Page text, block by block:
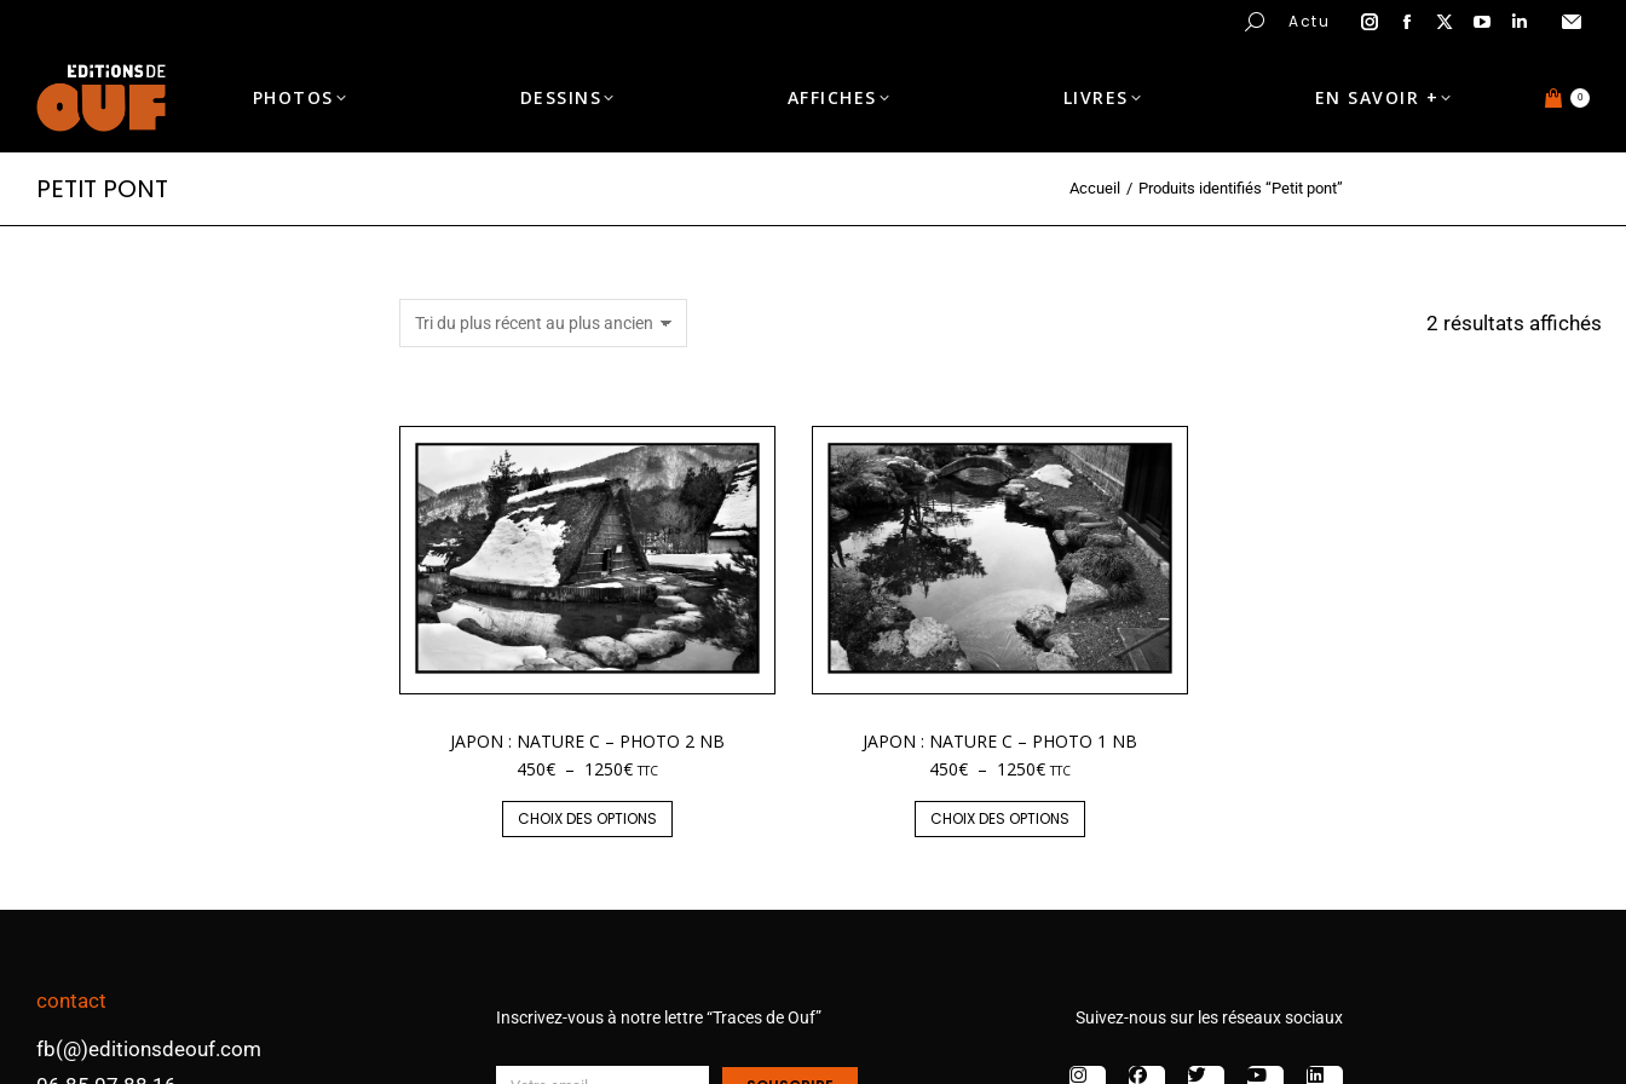
Actu
PHOTOS DESSINS AFFICHES LIVRES EN SAVOIR + 0
PETIT PONT Accueil Produits identifiés “Petit pont”
2 résultats affichés
JAPON : NATURE C – PHOTO 2 NB
450€ – 1250€ TTC
CHOIX DES OPTIONS
JAPON : NATURE C – PHOTO 1 NB
450€ – 1250€ TTC
CHOIX DES OPTIONS
contact
fb(@)editionsdeouf.com
Inscrivez-vous à notre lettre “Traces de Ouf” Suivez-nous sur les réseaux sociaux